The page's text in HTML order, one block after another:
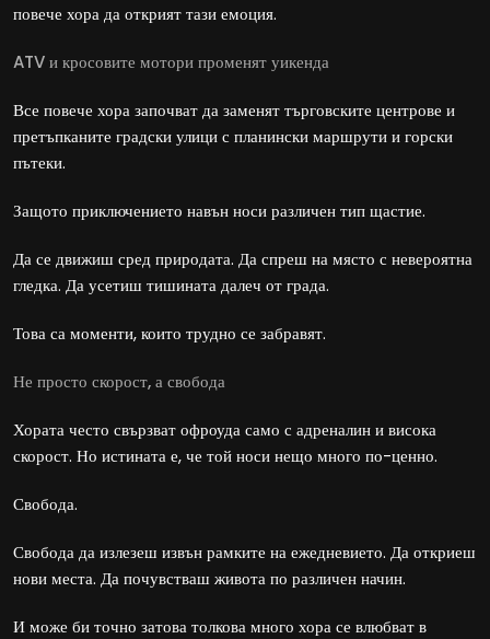
повече хора да открият тази емоция.
ATV и кросовите мотори променят уикенда
Все повече хора започват да заменят търговските центрове и
претъпканите градски улици с планински маршрути и горски
пътеки.
Защото приключението навън носи различен тип щастие.
Да се движиш сред природата. Да спреш на място с невероятна
гледка. Да усетиш тишината далеч от града.
Това са моменти, които трудно се забравят.
Не просто скорост, а свобода
Хората често свързват офроуда само с адреналин и висока
скорост. Но истината е, че той носи нещо много по-ценно.
Свобода.
Свобода да излезеш извън рамките на ежедневието. Да откриеш
нови места. Да почувстваш живота по различен начин.
И може би точно затова толкова много хора се влюбват в